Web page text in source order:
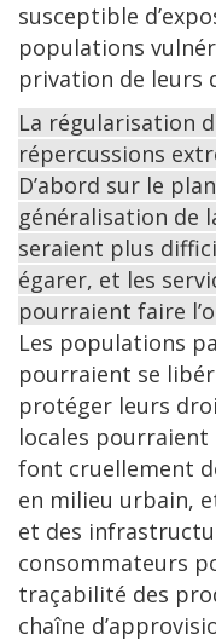
susceptible
populations
privation de leurs
La régularisation
répercussions
D’abord sur le
généralisation de
seraient plus
égarer, et les
pourraient faire
Les populations
pourraient se
protéger leurs
locales
font cruellement
en milieu urbain,
et des
consommateurs
traçabilité des
chaîne